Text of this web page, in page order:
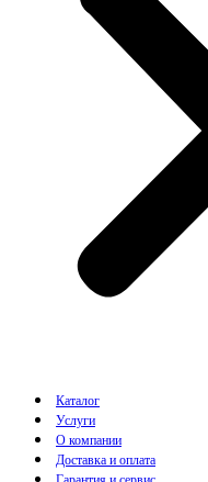
Каталог
Услуги
О компании
Доставка и оплата